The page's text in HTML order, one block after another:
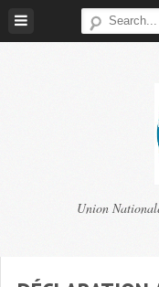
Skip
TDF
Union